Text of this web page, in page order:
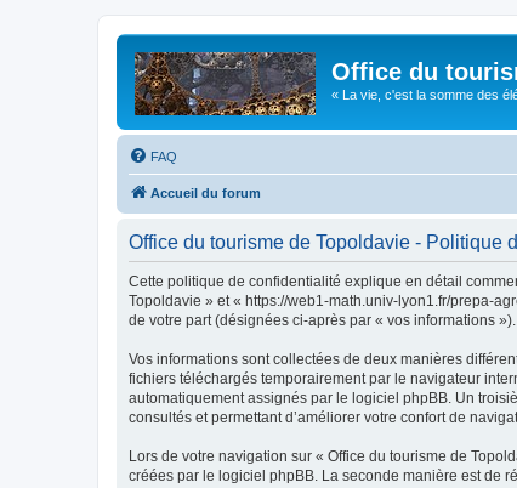
Office du
« La vie, c'est la somme des
FAQ
Accueil du forum
Office du tourisme de Topoldavie - Politique
Cette politique de confidentialité explique en détail
Topoldavie » et « https://web1-math.univ-lyon1.fr/prepa-
de votre part (désignées ci-après par « vos informations »).
Vos informations sont collectées de deux manières
fichiers téléchargés temporairement par le navigateur
automatiquement assignés par le logiciel phpBB. Un
consultés et permettant d’améliorer votre confort de
Lors de votre navigation sur « Office du tourisme de
créées par le logiciel phpBB. La seconde manière est de